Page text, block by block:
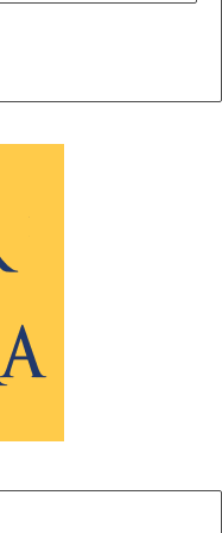
León, 4.400 más que
el sistema de
“y todo sin
a lo que, por
ha remarcado
señalado que el
y diseño, la
artísticas y de